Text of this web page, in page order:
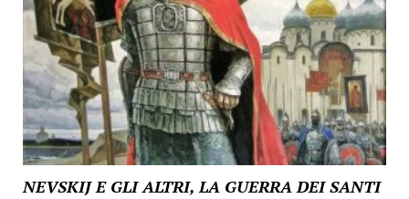
NEVSKIJ E GLI ALTRI, LA GUERRA DEI SANTI